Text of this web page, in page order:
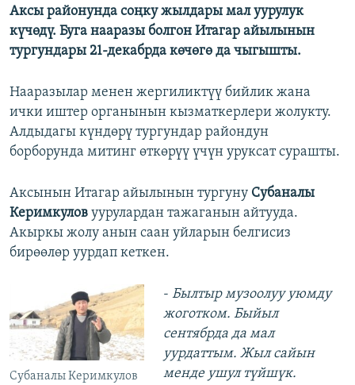
Аксы районунда соңку жылдары мал уурулук
күчөдү. Буга нааразы болгон Итагар айылынын
тургундары 21-декабрда көчөгө да чыгышты.
Нааразылар менен жергиликтүү бийлик жана
ички иштер органынын кызматкерлери жолукту.
Алдыдагы күндөрү тургундар райондун
борборунда митинг өткөрүү үчүн уруксат сурашты.
Аксынын Итагар айылынын тургуну Субаналы
Керимкулов уурулардан тажаганын айтууда.
Акыркы жолу анын саан уйларын белгисиз
бирөөлөр уурдап кеткен.
Субаналы Керимкулов
- Былтыр музоолуу уюмду
жоготком. Быйыл
сентябрда да мал
уурдаттым. Жыл сайын
менде ушул түйшүк.